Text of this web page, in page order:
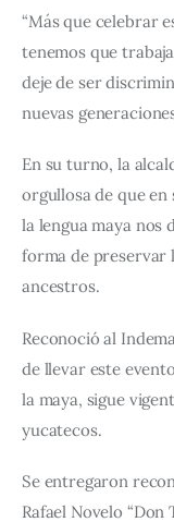
“Más que celebrar
tenemos que
deje de ser
nuevas
En su turno, la
orgullosa de que
la lengua maya nos
forma de preservar
ancestros.
Reconoció al
de llevar este
la maya, sigue
yucatecos.
Se entregaron
Rafael Novelo